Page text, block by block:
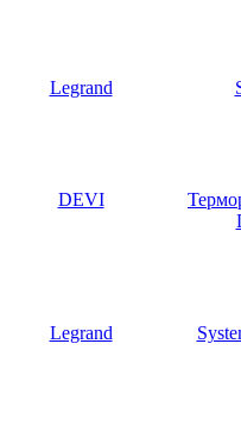
Legrand
DEVI
Legrand